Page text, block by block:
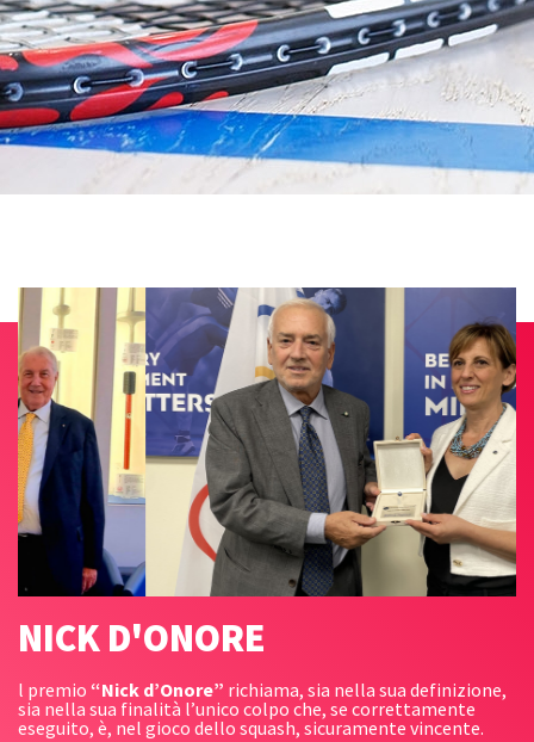
NICK D'ONORE
l premio “Nick d’Onore” richiama, sia nella sua definizione,
sia nella sua finalità l’unico colpo che, se correttamente
eseguito, è, nel gioco dello squash, sicuramente vincente.